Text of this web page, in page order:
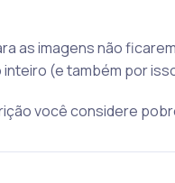
as imagens não
(e também por
você considere